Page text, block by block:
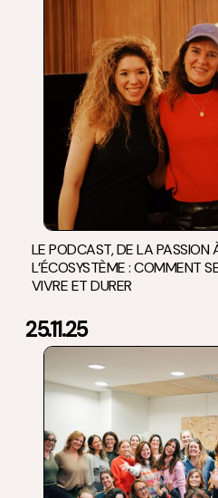
LE PODCAST, DE LA PASSION
L’ÉCOSYSTÈME : COMMENT
VIVRE ET DURER
25.11.25